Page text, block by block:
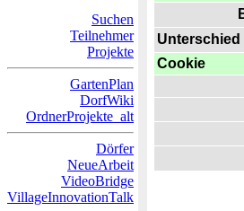
Suchen
Teilnehmer
Projekte
GartenPlan
DorfWiki
OrdnerProjekte_alt
Dörfer
NeueArbeit
VideoBridge
VillageInnovationTalk
Unterschied
Cookie